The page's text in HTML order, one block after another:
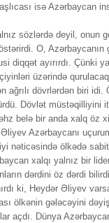
isə Azərbaycan
sözlərdə deyil, onun
O,
diqqət ayırırdı. Çünki
üzərində
ağrılı dövrlərdən biri
Dövlət müstəqilliyini
belə bir anda xalq öz
Azərbaycanı
nəticəsində ölkədə
xalqı yalnız bir
dərdini öz dərdi
ki, Heydər Əliyev
ölkənin gələcəyini
açdı. Dünya